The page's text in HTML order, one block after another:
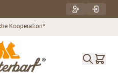
Nachhaltiger Versand***